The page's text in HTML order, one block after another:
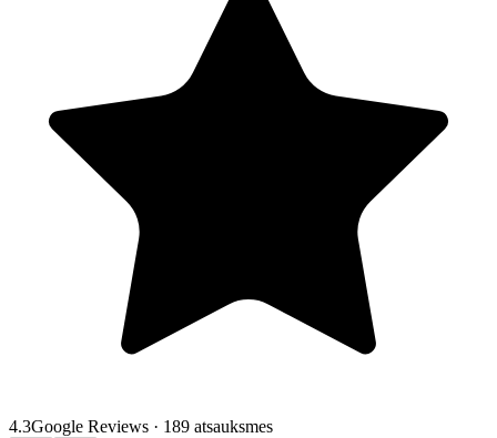
4.3Google Reviews · 189 atsauksmes